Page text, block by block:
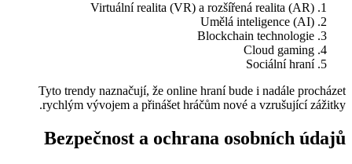
Virtuální realita (VR) a rozšířená realita (AR)
Umělá inteligence (AI)
Blockchain technologie
Cloud gaming
Sociální hraní
Tyto trendy naznačují, že online hraní bude i nadále procházet
rychlým vývojem a přinášet hráčům nové a vzrušující zážitky.
Bezpečnost a ochrana osobních údajů